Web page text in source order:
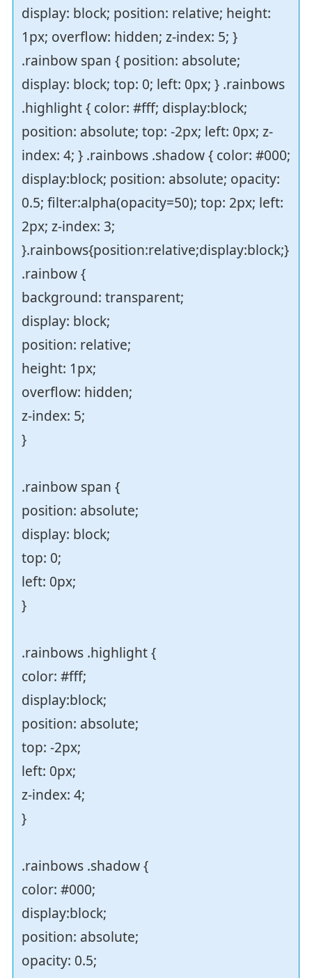
display: block; position: relative; height:
1px; overflow: hidden; z-index: 5; }
.rainbow span { position: absolute;
display: block; top: 0; left: 0px; } .rainbows
.highlight { color: #fff; display:block;
position: absolute; top: -2px; left: 0px; z-
index: 4; } .rainbows .shadow { color: #000;
display:block; position: absolute; opacity:
0.5; filter:alpha(opacity=50); top: 2px; left:
2px; z-index: 3;
}.rainbows{position:relative;display:block;}
.rainbow {
background: transparent;
display: block;
position: relative;
height: 1px;
overflow: hidden;
z-index: 5;
}
.rainbow span {
position: absolute;
display: block;
top: 0;
left: 0px;
}
.rainbows .highlight {
color: #fff;
display:block;
position: absolute;
top: -2px;
left: 0px;
z-index: 4;
}
.rainbows .shadow {
color: #000;
display:block;
position: absolute;
opacity: 0.5;